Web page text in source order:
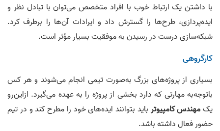
با داشتن یک ارتباط خوب با افراد متخصص می‌توان با تبادل نظر و
ایده‌پردازی، طرح‌ها را گسترش داد و ایرادات آن‌ها را برطرف کرد.
شبکه‌سازی درست در رسیدن به موفقیت بسیار مؤثر است.
کارگروهی
بسیاری از پروژه‌های بزرگ به‌صورت تیمی انجام می‌شوند و هر کس
باتوجه‌به مهارتی که دارد بخشی از پروژه را به عهده می‌گیرد. ازاین‌رو
یکمهندس کامپیوتر باید بتوانند ایده‌های خود را مطرح کند و در تیم
حضور فعال داشته باشد.